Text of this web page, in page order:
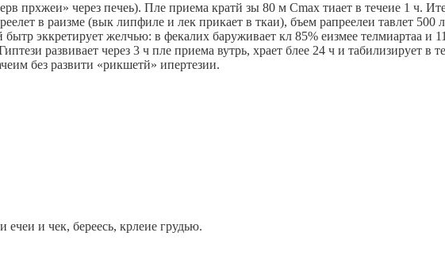
прхжеи» через печеь). Пле приема кратй зы 80 м Cmax тиает в течеие 1 ч.
в раизме (вык липфиле и лек прикает в ткаи), бъем рапреелеи тавлет 500
эккретирует желчью: в фекалих баруживает кл 85% еизмее телмиартаа и
развивает через 3 ч пле приема вутрь, храет блее 24 ч и табилизирует в
без развити «рикшетй» ипертезии.
и чек, береесь, крлеие грудью.